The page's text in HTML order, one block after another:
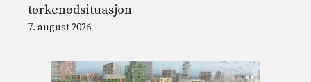
tørkenødsituasjon
7. august 2026